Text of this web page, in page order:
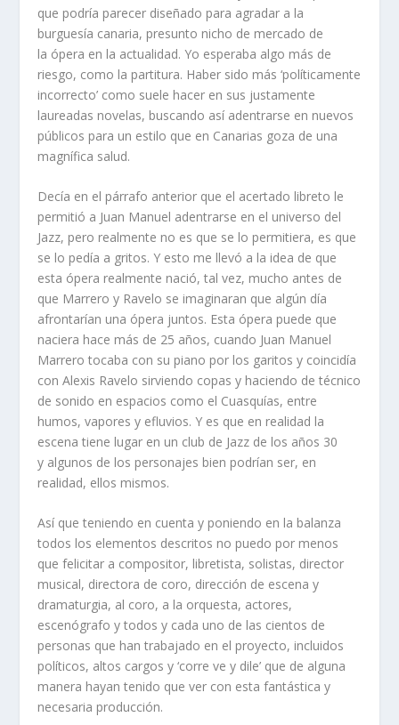
que podría parecer diseñado para agradar a la
burguesía canaria, presunto nicho de mercado de
la ópera en la actualidad. Yo esperaba algo más de
riesgo, como la partitura. Haber sido más ‘políticamente
incorrecto’ como suele hacer en sus justamente
laureadas novelas, buscando así adentrarse en nuevos
públicos para un estilo que en Canarias goza de una
magnífica salud.
Decía en el párrafo anterior que el acertado libreto le
permitió a Juan Manuel adentrarse en el universo del
Jazz, pero realmente no es que se lo permitiera, es que
se lo pedía a gritos. Y esto me llevó a la idea de que
esta ópera realmente nació, tal vez, mucho antes de
que Marrero y Ravelo se imaginaran que algún día
afrontarían una ópera juntos. Esta ópera puede que
naciera hace más de 25 años, cuando Juan Manuel
Marrero tocaba con su piano por los garitos y coincidía
con Alexis Ravelo sirviendo copas y haciendo de técnico
de sonido en espacios como el Cuasquías, entre
humos, vapores y efluvios. Y es que en realidad la
escena tiene lugar en un club de Jazz de los años 30
y algunos de los personajes bien podrían ser, en
realidad, ellos mismos.
Así que teniendo en cuenta y poniendo en la balanza
todos los elementos descritos no puedo por menos
que felicitar a compositor, libretista, solistas, director
musical, directora de coro, dirección de escena y
dramaturgia, al coro, a la orquesta, actores,
escenógrafo y todos y cada uno de las cientos de
personas que han trabajado en el proyecto, incluidos
políticos, altos cargos y ‘corre ve y dile’ que de alguna
manera hayan tenido que ver con esta fantástica y
necesaria producción.